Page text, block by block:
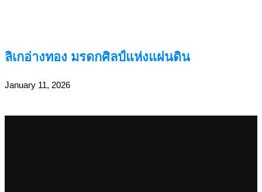
ลิเกอ่างทอง มรดกศิลป์แห่งแผ่นดิน
January 11, 2026